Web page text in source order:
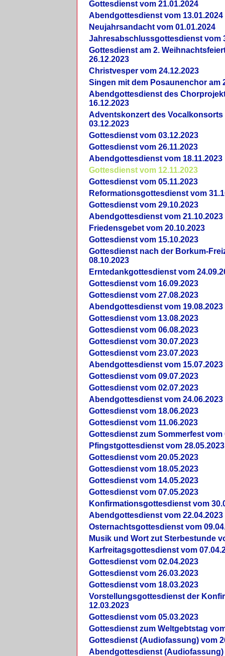
Gottesdienst vom 21.01.2024
Abendgottesdienst vom 13.01.2024
Neujahrsandacht vom 01.01.2024
Jahresabschlussgottesdienst vom
Gottesdienst am 2.
26.12.2023
Christvesper vom 24.12.2023
Singen mit dem Posaunenchor am
Abendgottesdienst des
16.12.2023
Adventskonzert des Vocalkonsorts
03.12.2023
Gottesdienst vom 03.12.2023
Gottesdienst vom 26.11.2023
Abendgottesdienst vom 18.11.2023
Gottesdienst vom 12.11.2023
Gottesdienst vom 05.11.2023
Reformationsgottesdienst vom
Gottesdienst vom 29.10.2023
Abendgottesdienst vom 21.10.2023
Friedensgebet vom 20.10.2023
Gottesdienst vom 15.10.2023
Gottesdienst nach der Borkum-
08.10.2023
Erntedankgottesdienst vom
Gottesdienst vom 16.09.2023
Gottesdienst vom 27.08.2023
Abendgottesdienst vom 19.08.2023
Gottesdienst vom 13.08.2023
Gottesdienst vom 06.08.2023
Gottesdienst vom 30.07.2023
Gottesdienst vom 23.07.2023
Abendgottesdienst vom 15.07.2023
Gottesdienst vom 09.07.2023
Gottesdienst vom 02.07.2023
Abendgottesdienst vom 24.06.2023
Gottesdienst vom 18.06.2023
Gottesdienst vom 11.06.2023
Gottesdienst zum Sommerfest vom
Pfingstgottesdienst vom 28.05.2023
Gottesdienst vom 20.05.2023
Gottesdienst vom 18.05.2023
Gottesdienst vom 14.05.2023
Gottesdienst vom 07.05.2023
Konfirmationsgottesdienst vom
Abendgottesdienst vom 22.04.2023
Osternachtsgottesdienst vom
Musik und Wort zut Sterbestunde
Karfreitagsgottesdienst vom
Gottesdienst vom 02.04.2023
Gottesdienst vom 26.03.2023
Gottesdienst vom 18.03.2023
Vorstellungsgottesdienst der
12.03.2023
Gottesdienst vom 05.03.2023
Gottesdienst zum Weltgebtstag
Gottesdienst (Audiofassung) vom
Abendgottesdienst (Audiofassung)